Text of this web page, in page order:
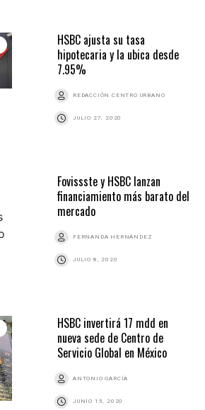
HSBC ajusta su tasa
hipotecaria y la ubica desde
7.95%
REDACCIÓN CENTRO URBANO
JULIO 27, 2020
Fovissste y HSBC lanzan
financiamiento más barato del
mercado
FERNANDA HERNÁNDEZ
JULIO 8, 2020
HSBC invertirá 17 mdd en
nueva sede de Centro de
Servicio Global en México
ANTONIO GARCÍA
JUNIO 15, 2020